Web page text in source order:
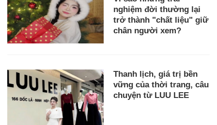
nghiệm đời thường lại
trở thành "chất liệu" giữ
chân người xem?
Thanh lịch, giá trị bền
vững của thời trang, câu
chuyện từ LUU LEE